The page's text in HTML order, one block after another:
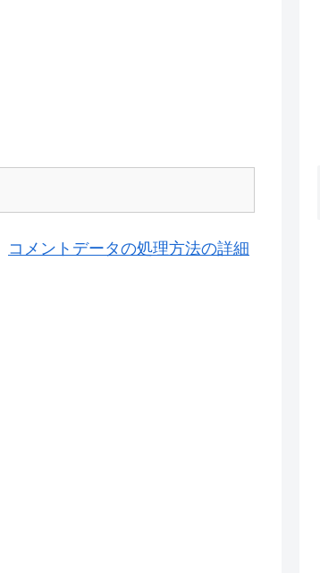
コメントデータの処理方法の詳細